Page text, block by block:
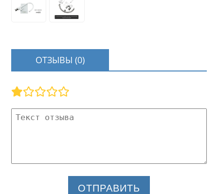
ОТЗЫВЫ (0)
ОТПРАВИТЬ